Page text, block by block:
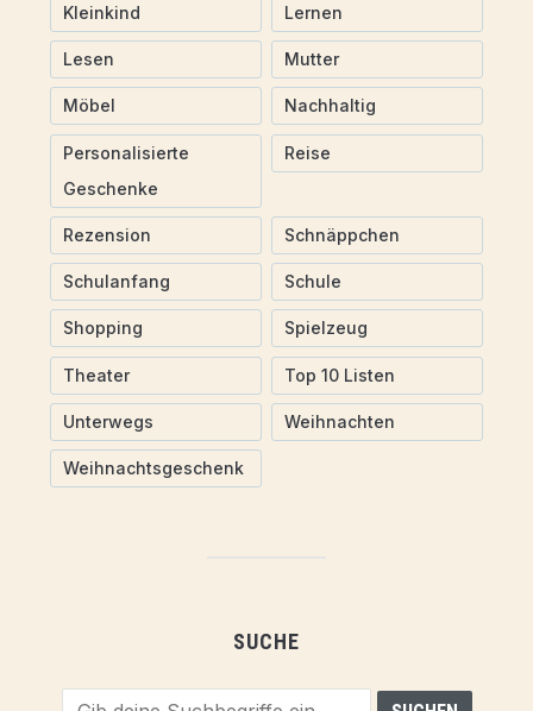
Kleinkind Lernen
Lesen Mutter
Möbel Nachhaltig
Personalisierte
Geschenke
Reise
Rezension Schnäppchen
Schulanfang Schule
Shopping Spielzeug
Theater Top 10 Listen
Unterwegs Weihnachten
Weihnachtsgeschenk
SUCHE